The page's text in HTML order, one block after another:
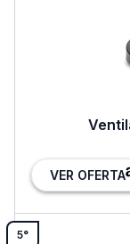
VER OFERTA
5°